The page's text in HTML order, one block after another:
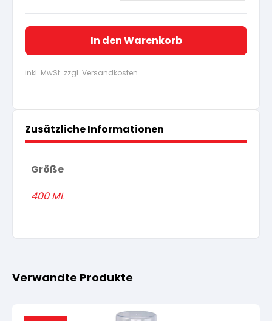
In den Warenkorb
inkl. MwSt. zzgl. Versandkosten
Zusätzliche Informationen
Größe
400 ML
Verwandte Produkte